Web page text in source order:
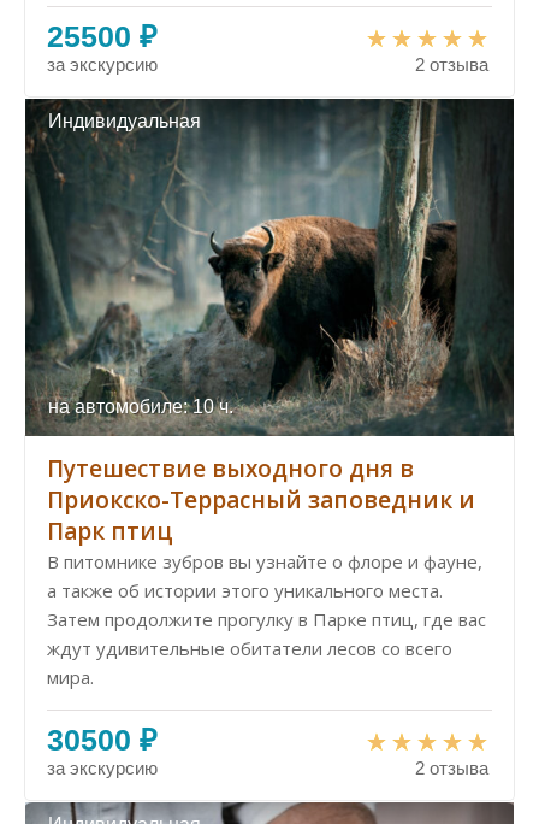
25500 ₽
за экскурсию 2 отзыва
Индивидуальная
на автомобиле: 10 ч.
Путешествие выходного дня в
Приокско-Террасный заповедник и
Парк птиц
В питомнике зубров вы узнайте о флоре и фауне,
а также об истории этого уникального места.
Затем продолжите прогулку в Парке птиц, где вас
ждут удивительные обитатели лесов со всего
мира.
30500 ₽
за экскурсию 2 отзыва